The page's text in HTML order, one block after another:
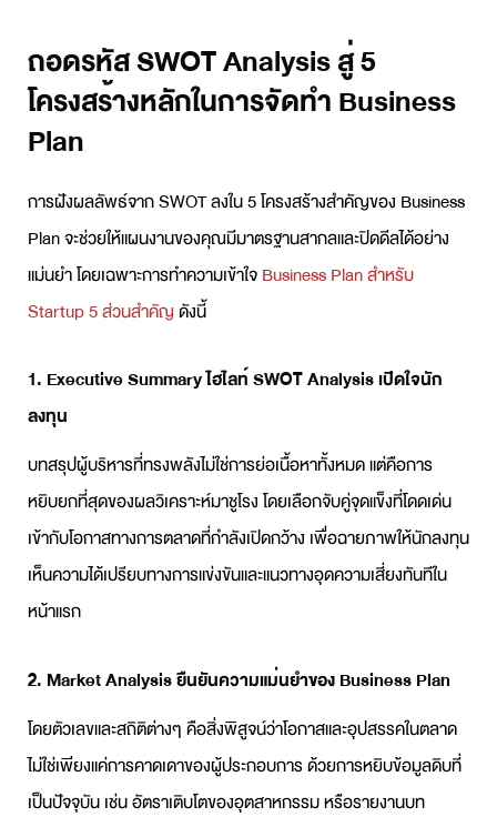
ถอดรหัส SWOT Analysis สู่ 5
โครงสร้างหลักในการจัดทำ Business
Plan
การฝังผลลัพธ์จาก SWOT ลงใน 5 โครงสร้างสำคัญของ Business
Planจะช่วยให้แผนงานของคุณมีมาตรฐานสากลและปิดดีลได้อย่าง
แม่นยำ โดยเฉพาะการทำความเข้าใจBusiness Plan สำหรับ
Startup 5 ส่วนสำคัญดังนี้
1. Executive Summary ไฮไลท์SWOT Analysisเปิดใจนัก
ลงทุน
บทสรุปผู้บริหารที่ทรงพลังไม่ใช่การย่อเนื้อหาทั้งหมด แต่คือการ
หยิบยกที่สุดของผลวิเคราะห์มาชูโรง โดยเลือกจับคู่จุดแข็งที่โดดเด่น
เข้ากับโอกาสทางการตลาดที่กำลังเปิดกว้าง เพื่อฉายภาพให้นักลงทุน
เห็นความได้เปรียบทางการแข่งขันและแนวทางอุดความเสี่ยงทันทีใน
หน้าแรก
2. Market Analysis ยืนยันความแม่นยำของBusiness Plan
โดยตัวเลขและสถิติต่างๆ คือสิ่งพิสูจน์ว่าโอกาสและอุปสรรคในตลาด
ไม่ใช่เพียงแค่การคาดเดาของผู้ประกอบการ ด้วยการหยิบข้อมูลดิบที่
เป็นปัจจุบัน เช่น อัตราเติบโตของอุตสาหกรรม หรือรายงานบท